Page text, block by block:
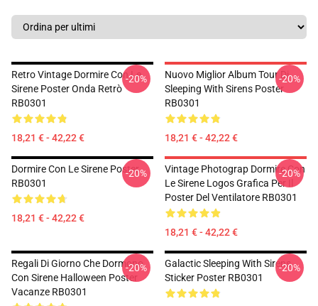
Retro Vintage Dormire Con Le
Sirene Poster Onda Retrò
RB0301
18,21 € - 42,22 €
-20%
Nuovo Miglior Album Tour Di
Sleeping With Sirens Poster
RB0301
18,21 € - 42,22 €
-20%
Dormire Con Le Sirene Poster
RB0301
18,21 € - 42,22 €
-20%
Vintage Photograp Dormire Con
Le Sirene Logos Grafica Per Il
Poster Del Ventilatore RB0301
18,21 € - 42,22 €
-20%
Regali Di Giorno Che Dormono
Con Sirene Halloween Poster
Vacanze RB0301
-20%
Galactic Sleeping With Sirens
Sticker Poster RB0301
-20%